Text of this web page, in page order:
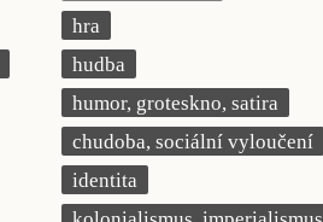
hra
hudba
humor, groteskno, satira
chudoba, sociální vyloučení
identita